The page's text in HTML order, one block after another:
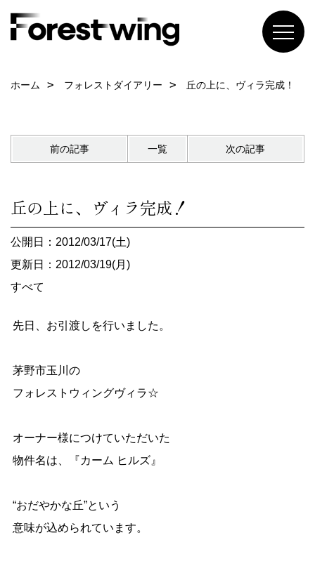
ホーム フォレストダイアリー 丘の上に、ヴィラ完成！
前の記事 一覧 次の記事
丘の上に、ヴィラ完成！
公開日：2012/03/17(土)
更新日：2012/03/19(月)
すべて
先日、お引渡しを行いました。
茅野市玉川の
フォレストウィングヴィラ☆
オーナー様につけていただいた
物件名は、『カーム ヒルズ』
“おだやかな丘”という
意味が込められています。